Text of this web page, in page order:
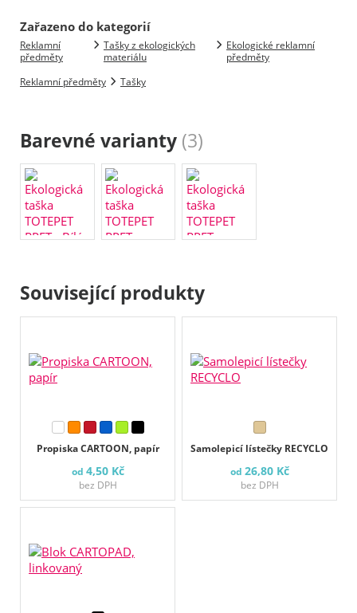
Zařazeno do kategorií
Reklamní
předměty
Tašky z ekologických
materiálu
Ekologické reklamní
předměty
Reklamní předměty
Tašky
Barevné varianty (3)
Související produkty
Propiska CARTOON, papír
od 4,50 Kč
bez DPH
Samolepicí lístečky RECYCLO
od 26,80 Kč
bez DPH